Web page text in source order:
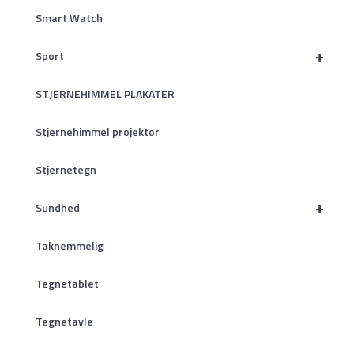
Smart Watch
+
Sport
STJERNEHIMMEL PLAKATER
Stjernehimmel projektor
Stjernetegn
+
Sundhed
Taknemmelig
Tegnetablet
Tegnetavle